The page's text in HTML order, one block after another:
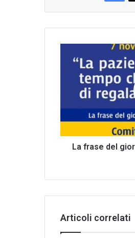
frase
Grecia
La frase del
Articoli correlati